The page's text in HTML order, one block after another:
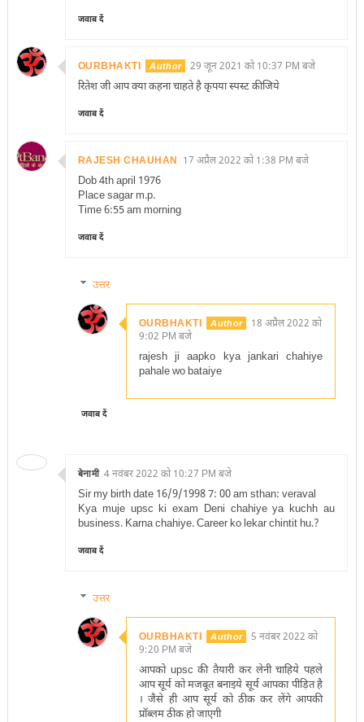
जवाब दें
OURBHAKTI 29 जून 2021 को 10:37 PM बजे
रितेश जी आप क्या कहना चाहते है कृपया स्पस्ट कीजिये
जवाब दें
RAJESH CHAUHAN 17 अप्रैल 2022 को 1:38 PM बजे
Dob 4th april 1976
Place sagar m.p.
Time 6:55 am morning
जवाब दें
उत्तर
OURBHAKTI
18 अप्रैल 2022 को
9:02 PM बजे
rajesh ji aapko kya jankari chahiye
pahale wo bataiye
जवाब दें
बेनामी 4 नवंबर 2022 को 10:27 PM बजे
Sir my birth date 16/9/1998 7: 00 am sthan: veraval
Kya muje upsc ki exam Deni chahiye ya kuchh au
business. Karna chahiye. Career ko lekar chintit hu.?
जवाब दें
उत्तर
OURBHAKTI
5 नवंबर 2022 को
9:20 PM बजे
आपको upsc की तैयारी कर लेनी चाहिये पहले
आप सूर्य को मजबूत बनाइये सूर्य आपका पीड़ित है
। जैसे ही आप सूर्य को ठीक कर लेंगे आपकी
प्रॉब्लम ठीक हो जाएगी